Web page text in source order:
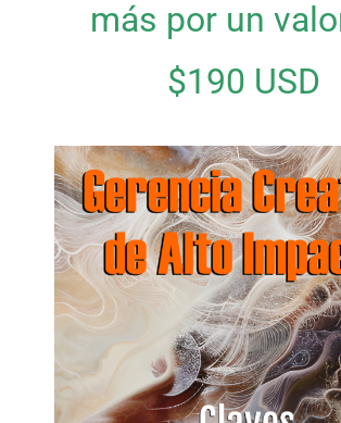
más por un
$190 USD